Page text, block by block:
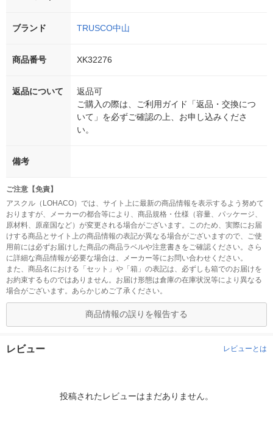
ブランド TRUSCO中山
商品番号 XK32276
返品について
返品可
ご購入の際は、ご利用ガイド「返品・交換につ
いて」を必ずご確認の上、お申し込みくださ
い。
備考
ご注意【免責】
アスクル（LOHACO）では、サイト上に最新の商品情報を表示するよう努めて
おりますが、メーカーの都合等により、商品規格・仕様（容量、パッケージ、
原材料、原産国など）が変更される場合がございます。このため、実際にお届
けする商品とサイト上の商品情報の表記が異なる場合がございますので、ご使
用前には必ずお届けした商品の商品ラベルや注意書きをご確認ください。さら
に詳細な商品情報が必要な場合は、メーカー等にお問い合わせください。
また、商品名における「セット」や「箱」の表記は、必ずしも箱でのお届けを
お約束するものではありません。お届け形態は倉庫の在庫状況等により異なる
場合がございます。あらかじめご了承ください。
商品情報の誤りを報告する
レビュー レビューとは
投稿されたレビューはまだありません。